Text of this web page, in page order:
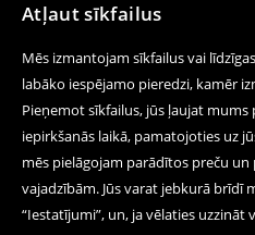
Atļaut sīkfailus
Mēs izmantojam sīkfailus vai
labāko iespējamo pieredzi, kamēr
Pieņemot sīkfailus, jūs ļaujat
iepirkšanās laikā, pamatojoties uz
mēs pielāgojam parādītos preču
vajadzībām. Jūs varat jebkurā brīdī
“Iestatījumi”, un, ja vēlaties uzzināt
Seko
Palīdzība un saziņa